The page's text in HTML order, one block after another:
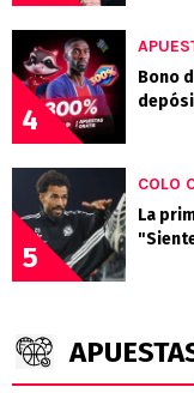
4
Bono
5
COLO
La